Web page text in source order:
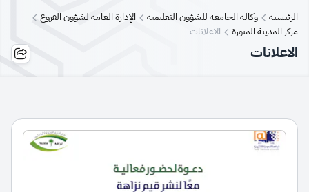
الرئيسية وكالة الجامعة للشؤون التعليمية
الإدارة العامة لشؤون الفروع
مركز المدينة المنورة
الاعلانات
الاعلانات